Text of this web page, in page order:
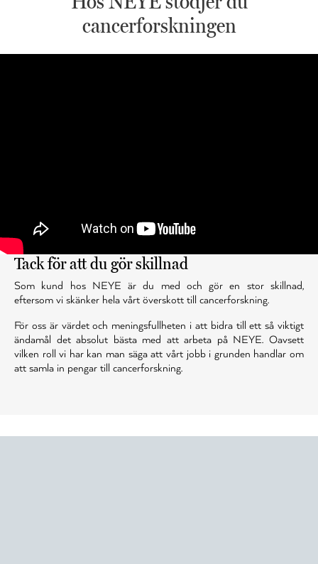
cancerforskningen
Tack för att du gör skillnad
Som kund hos NEYE är du med och gör en stor skillnad,
eftersom vi skänker hela vårt överskott till cancerforskning.
För oss är värdet och meningsfullheten i att bidra till ett så viktigt
ändamål det absolut bästa med att arbeta på NEYE. Oavsett
vilken roll vi har kan man säga att vårt jobb i grunden handlar om
att samla in pengar till cancerforskning.